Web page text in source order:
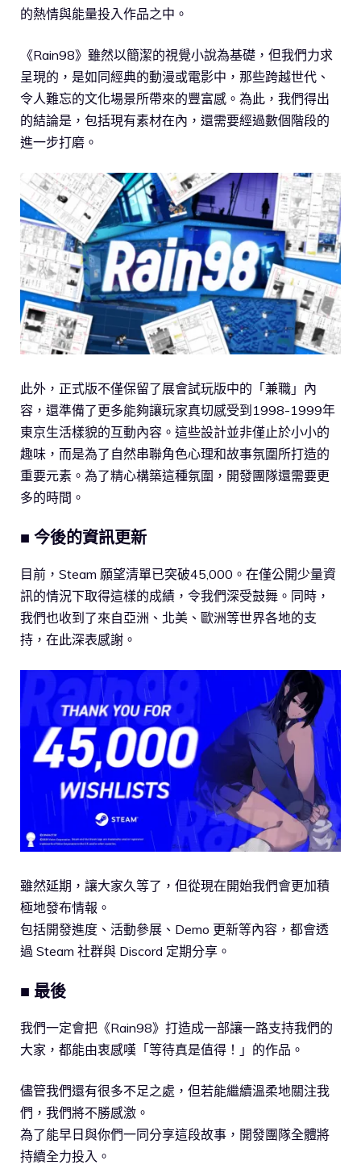
的熱情與能量投入作品之中。
《Rain98》雖然以簡潔的視覺小說為基礎，但我們力求
呈現的，是如同經典的動漫或電影中，那些跨越世代、
令人難忘的文化場景所帶來的豐富感。為此，我們得出
的結論是，包括現有素材在內，還需要經過數個階段的
進一步打磨。
此外，正式版不僅保留了展會試玩版中的「兼職」內
容，還準備了更多能夠讓玩家真切感受到1998-1999年
東京生活樣貌的互動內容。這些設計並非僅止於小小的
趣味，而是為了自然串聯角色心理和故事氛圍所打造的
重要元素。為了精心構築這種氛圍，開發團隊還需要更
多的時間。
■ 今後的資訊更新
目前，Steam 願望清單已突破45,000。在僅公開少量資
訊的情況下取得這樣的成績，令我們深受鼓舞。同時，
我們也收到了來自亞洲、北美、歐洲等世界各地的支
持，在此深表感謝。
雖然延期，讓大家久等了，但從現在開始我們會更加積
極地發布情報。
包括開發進度、活動參展、Demo 更新等內容，都會透
過 Steam 社群與 Discord 定期分享。
■ 最後
我們一定會把《Rain98》打造成一部讓一路支持我們的
大家，都能由衷感嘆「等待真是值得！」的作品。
儘管我們還有很多不足之處，但若能繼續溫柔地關注我
們，我們將不勝感激。
為了能早日與你們一同分享這段故事，開發團隊全體將
持續全力投入。